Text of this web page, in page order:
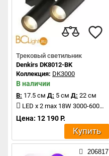
Трековый светильник
Denkirs DK8012-BK
Коллекция: DK3000
В наличии
В: 17.5 см Д: 5 см Д: 22 см
LED x 2 max 18W 3000-6000K 1560Lm
Цена: 12 190 Р.
Купить
206817